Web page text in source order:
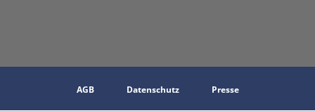
AGB Datenschutz Presse